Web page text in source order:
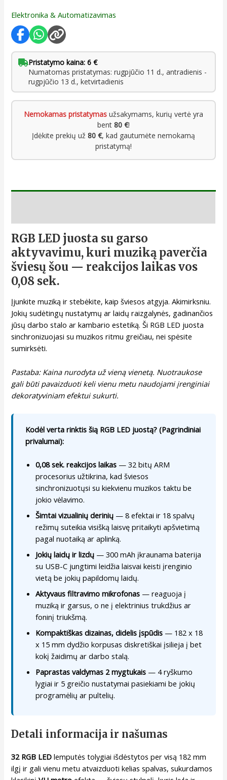
Elektronika & Automatizavimas
Pristatymo kaina: 6 €
Numatomas pristatymas: rugpjūčio 11 d., antradienis -
rugpjūčio 13 d., ketvirtadienis
Nemokamas pristatymas užsakymams, kurių vertė yra
bent 80 €!
Įdėkite prekių už 80 €, kad gautumėte nemokamą
pristatymą!
RGB LED juosta su garso
aktyvavimu, kuri muziką paverčia
šviesų šou — reakcijos laikas vos
0,08 sek.
Įjunkite muziką ir stebėkite, kaip šviesos atgyja. Akimirksniu.
Jokių sudėtingų nustatymų ar laidų raizgalynės, gadinančios
jūsų darbo stalo ar kambario estetiką. Ši RGB LED juosta
sinchronizuojasi su muzikos ritmu greičiau, nei spėsite
sumirksėti.
Pastaba: Kaina nurodyta už vieną vienetą. Nuotraukose
gali būti pavaizduoti keli vienu metu naudojami įrenginiai
dekoratyviniam efektui sukurti.
Kodėl verta rinktis šią RGB LED juostą? (Pagrindiniai
privalumai):
0,08 sek. reakcijos laikas — 32 bitų ARM
procesorius užtikrina, kad šviesos
sinchronizuotųsi su kiekvienu muzikos taktu be
jokio vėlavimo.
Šimtai vizualinių derinių — 8 efektai ir 18 spalvų
režimų suteikia visišką laisvę pritaikyti apšvietimą
pagal nuotaiką ar aplinką.
Jokių laidų ir lizdų — 300 mAh įkraunama baterija
su USB-C jungtimi leidžia laisvai keisti įrenginio
vietą be jokių papildomų laidų.
Aktyvaus filtravimo mikrofonas — reaguoja į
muziką ir garsus, o ne į elektrinius trukdžius ar
foninį triukšmą.
Kompaktiškas dizainas, didelis įspūdis — 182 x 18
x 15 mm dydžio korpusas diskretiškai įsilieja į bet
kokį žaidimų ar darbo stalą.
Paprastas valdymas 2 mygtukais — 4 ryškumo
lygiai ir 5 greičio nustatymai pasiekiami be jokių
programėlių ar pultelių.
Detali informacija ir našumas
32 RGB LED lemputės tolygiai išdėstytos per visą 182 mm
ilgį ir gali vienu metu atvaizduoti kelias spalvas, sukurdamos